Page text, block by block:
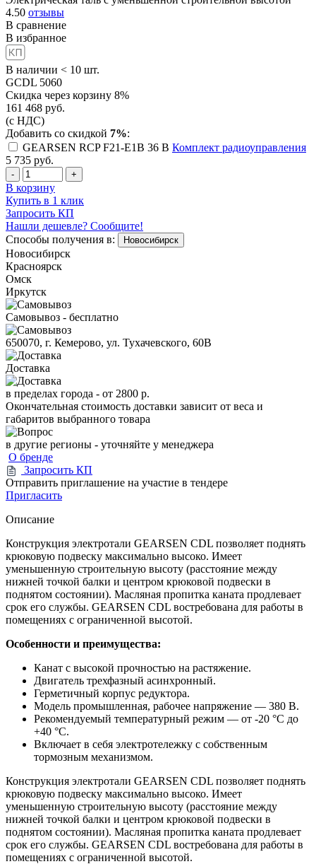
4.50 отзывы
В сравнение
В избранное
В наличии < 10 шт.
GCDL 5060
Скидка через корзину 8%
161 468 руб.
(с НДС)
Добавить со скидкой 7%:
GEARSEN RCP F21-E1B 36 B Комплект радиоуправления
5 735 руб.
- +
В корзину
Купить в 1 клик
Запросить КП
Нашли дешевле? Сообщите!
Способы получения в:
Новосибирск
Новосибирск
Красноярск
Омск
Иркутск
Самовывоз - бесплатно
650070, г. Кемерово, ул. Тухачевского, 60В
Доставка
в пределах города - от 2800 р.
Окончательная стоимость доставки зависит от веса и
габаритов выбранного товара
в другие регионы - уточняйте у менеджера
О бренде
Запросить КП
Отправить приглашение на участие в тендере
Пригласить
Описание
Конструкция электротали GEARSEN CDL позволяет поднять
крюковую подвеску максимально высоко. Имеет
уменьшенную строительную высоту (расстояние между
нижней точкой балки и центром крюковой подвески в
поднятом состоянии). Масляная пропитка каната продлевает
срок его службы. GEARSEN CDL востребована для работы в
помещениях с ограниченной высотой.
Особенности и преимущества:
Канат с высокой прочностью на растяжение.
Двигатель трехфазный асинхронный.
Герметичный корпус редуктора.
Модель промышленная, рабочее напряжение — 380 В.
Рекомендуемый температурный режим — от -20 °С до
+40 °С.
Включает в себя электротележку с собственным
тормозным механизмом.
Конструкция электротали GEARSEN CDL позволяет поднять
крюковую подвеску максимально высоко. Имеет
уменьшенную строительную высоту (расстояние между
нижней точкой балки и центром крюковой подвески в
поднятом состоянии). Масляная пропитка каната продлевает
срок его службы. GEARSEN CDL востребована для работы в
помещениях с ограниченной высотой.